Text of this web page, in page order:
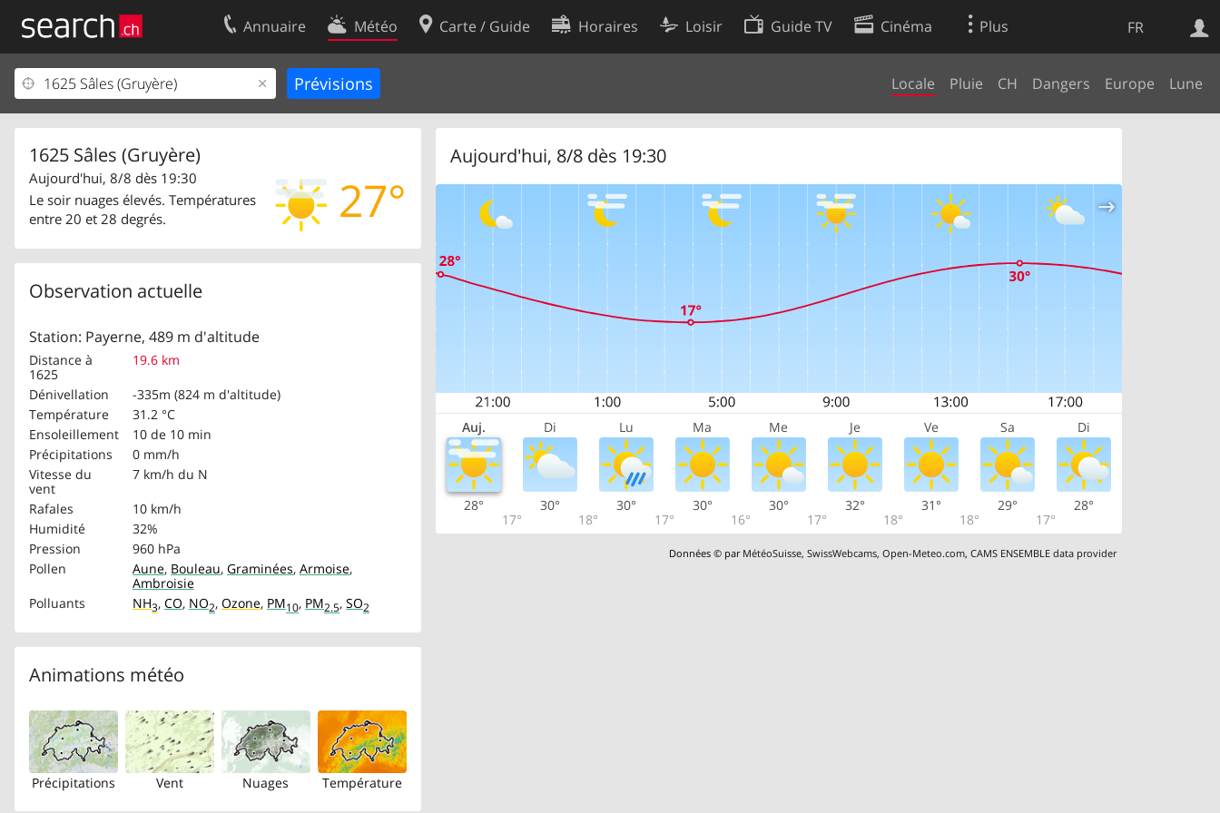
FR
Annuaire Météo Carte / Guide Horaires Loisir Guide TV Cinéma Plus
Locale Pluie CH Dangers Europe Lune
1625 Sâles (Gruyère)
27°
Aujourd'hui, 8/8 dès 19:30
Le soir nuages élevés. Températures
entre 20 et 28 degrés.
Observation actuelle
Station: Payerne, 489 m d'altitude
Distance à
1625
19.6 km
Dénivellation
-335m (824 m d'altitude)
Température
31.2 °C
Ensoleillement
10 de 10 min
Précipitations
0 mm/h
Vitesse du
vent
7 km/h du N
Rafales
10 km/h
Humidité
32%
Pression
960 hPa
Pollen
Aune, Bouleau, Graminées, Armoise,
Ambroisie
Polluants
NH3, CO, NO2, Ozone, PM10, PM2.5, SO2
Animations météo
Précipitations Vent Nuages Température
Aujourd'hui, 8/8 dès 19:30
Auj. Di Lu Ma Me Je Ve Sa Di
28°
17°
30°
18°
30°
17°
30°
16°
30°
17°
32°
18°
31°
18°
29°
17°
28°
Données © par MétéoSuisse,SwissWebcams,Open-Meteo.com,CAMS ENSEMBLE data provider
Web
Votre inscription
Centre clients
Mentions Légales
Contact
Conditions d’utilisation
Préférences de cookies